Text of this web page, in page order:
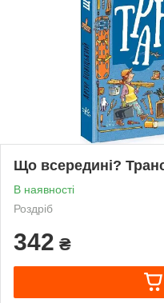
Що всередині?
В наявності
Роздріб
342 ₴